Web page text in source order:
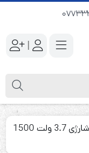
|
باتری لیتیوم یون 16340 شارژی 3.7 ولت 1500